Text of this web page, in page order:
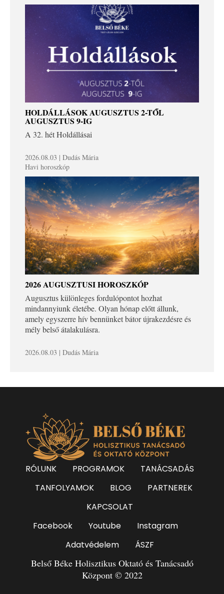
HOLDÁLLÁSOK AUGUSZTUS 2-TŐL
AUGUSZTUS 9-IG
A 32. hét Holdállásai
2026.08.03 | Dudás Mária
Havi horoszkóp
2026 AUGUSZTUSI HOROSZKÓP
Augusztus különleges fordulópontot hozhat
mindannyiunk életébe. Olyan hónap előtt állunk,
amely egyszerre hív bennünket bátor újrakezdésre és
mély belső átalakulásra.
2026.08.03 | Dudás Mária
RÓLUNK PROGRAMOK
TANÁCSADÁS
TANFOLYAMOK
BLOG
PARTNEREK
KAPCSOLAT
Facebook
Youtube
Instagram
Adatvédelem
ÁSZF
Belső Béke Holisztikus Oktató és Tanácsadó
Központ © 2022